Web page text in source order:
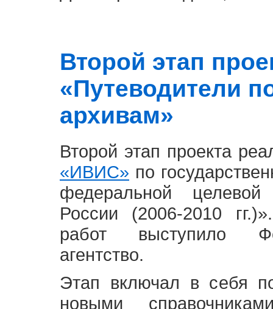
Второй этап
«Путеводители
архивам»
Второй этап проекта
«ИВИС» по
федеральной
России (2006-2010
работ выступило
агентство.
Этап включал в себя
новыми